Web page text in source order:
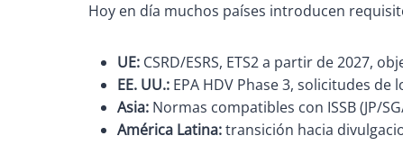
Hoy en día muchos países introducen
UE: CSRD/ESRS, ETS2 a partir de 2027,
EE. UU.: EPA HDV Phase 3, solicitudes
Asia: Normas compatibles con ISSB (JP/
América Latina:transición hacia